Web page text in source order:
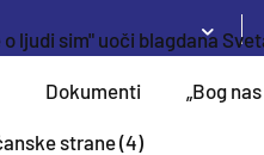
ljudi sim" uoči blagdana
Dokumenti „Bog
strane (4)